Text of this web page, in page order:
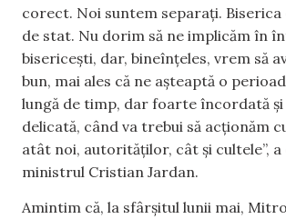
corect. Noi suntem separați. Biserica
de stat. Nu dorim să ne implicăm în
bisericești, dar, bineînțeles, vrem să
bun, mai ales că ne așteaptă o
lungă de timp, dar foarte încordată
delicată, când va trebui să acționăm
atât noi, autorităților, cât și cultele”, a
ministrul Cristian Jardan.
Amintim că, la sfârșitul lunii mai,